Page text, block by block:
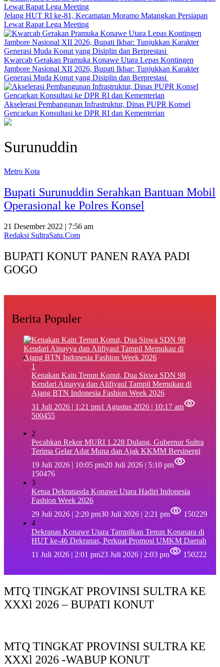
‎Jelang HUT RI ke-81, Kecamatan Moramo Matangkan Persiapan
Lewat Rapat Lega Meeting
‎Kwarcab Gerakan Pramuka Konawe Utara Lepas Kontingen
Jambore Nasional XII 2026, Bupati Ikbar: Tunjukkan Karakter
Generasi Muda Konut yang Disiplin dan Berprestasi ‎
Akselerasi Pembangunan Infrastruktur, Dinas PUPR Konsel
Gencarkan Konsultasi ke DPR RI dan Kementerian
Surunuddin
Metro Kota
Bupati Surunuddin Serahkan Bantuan Mobil
Operasional ke Polres Konsel
21 Desember 2022 | 7:56 am
Redaksi SultraSatu.Com
BUPATI KONUT PANEN RAYA PADI
GOGO
Berita Populer
1
‎Kenakan Kain Tenun Konut, Dua Siswa SDN 98
Kendari Ainayya dan Alifiyaul Tampil Memukau di
Ajang BTN Indonesia Fashion Week 2026
31 Juli 2026 | 1:21 pm1 Agustus 2026 | 10:17 am
500455
2
Pecahkan Rekor MURI 1.228 Dulang, Gubernur Sultra
Terima Gelar Adat Muna dan Ajak KKMM Bersinergi
19 Juli 2026 | 10:05 pm20 Juli 2026 | 5:10 pm
150476
3
Ketua Dekranasda Konawe Utara Hadiri Indonesia
Fashion Week 2026
29 Juli 2026 | 2:20 pm30 Juli 2026 | 2:21 pm
150229
4
Dekranas Konawe Utara Tampilkan Tenun Konasara di
HUT ke-46 Dekranas, Perkuat Promosi UMKM Daerah
11 Juli 2026 | 2:01 pm23 Juli 2026 | 2:03 pm 150222
MTQ TINGKAT PROVINSI SULTRA KE
XXXl 2026 – BUPATI KONUT
MTQ TINGKAT PROVINSI SULTRA KE
XXXl 2026 -WABUP KONUT